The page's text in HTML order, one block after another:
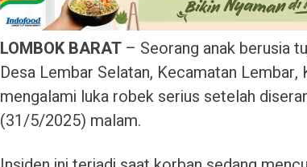
LOMBOK BARAT – Seorang anak berusia
Desa Lembar Selatan, Kecamatan
mengalami luka robek serius setelah
(31/5/2025) malam.